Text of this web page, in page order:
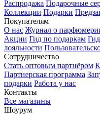
Распродажа Подарочные
Коллекции Подарки
Покупателям
О нас Журнал о
Акции Гид по подаркам
лояльности
Сотрудничество
Стать оптовым партнёром
Партнерская программа
подарки Работа у нас
Контакты
Все магазины
Шоурум